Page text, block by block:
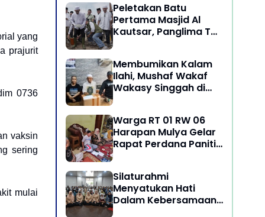
yang
prajurit
0736
vaksin
sering
mulai
Peletakan Batu
Pertama Masjid Al
Kautsar, Panglima TNI
Kebersamaan
Masyarakat
Membumikan Kalam
Ilahi, Mushaf Wakaf
Wakasy Singgah di
Barat
Warga RT 01 RW 06
Harapan Mulya Gelar
Rapat Perdana Panitia
Silaturahmi
Menyatukan Hati
Dalam Kebersamaan